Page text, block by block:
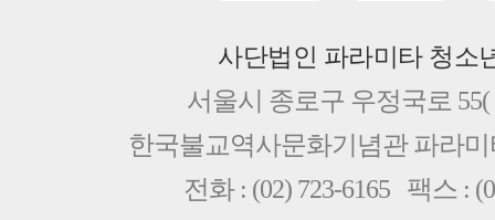
사단법인 파라미타 청소
서울시 종로구 우정국로 55(
한국불교역사문화기념관 파라
전화 : (02) 723-6165 팩스 :